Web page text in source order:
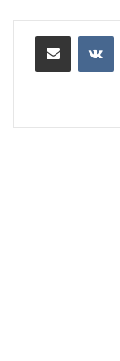
مشاركة عبر البريد